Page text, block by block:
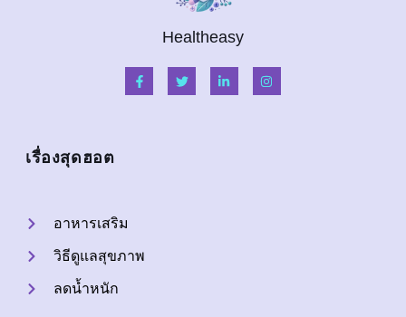
Healtheasy
เรื่องสุดฮอต
อาหารเสริม
วิธีดูแลสุขภาพ
ลดน้ำหนัก